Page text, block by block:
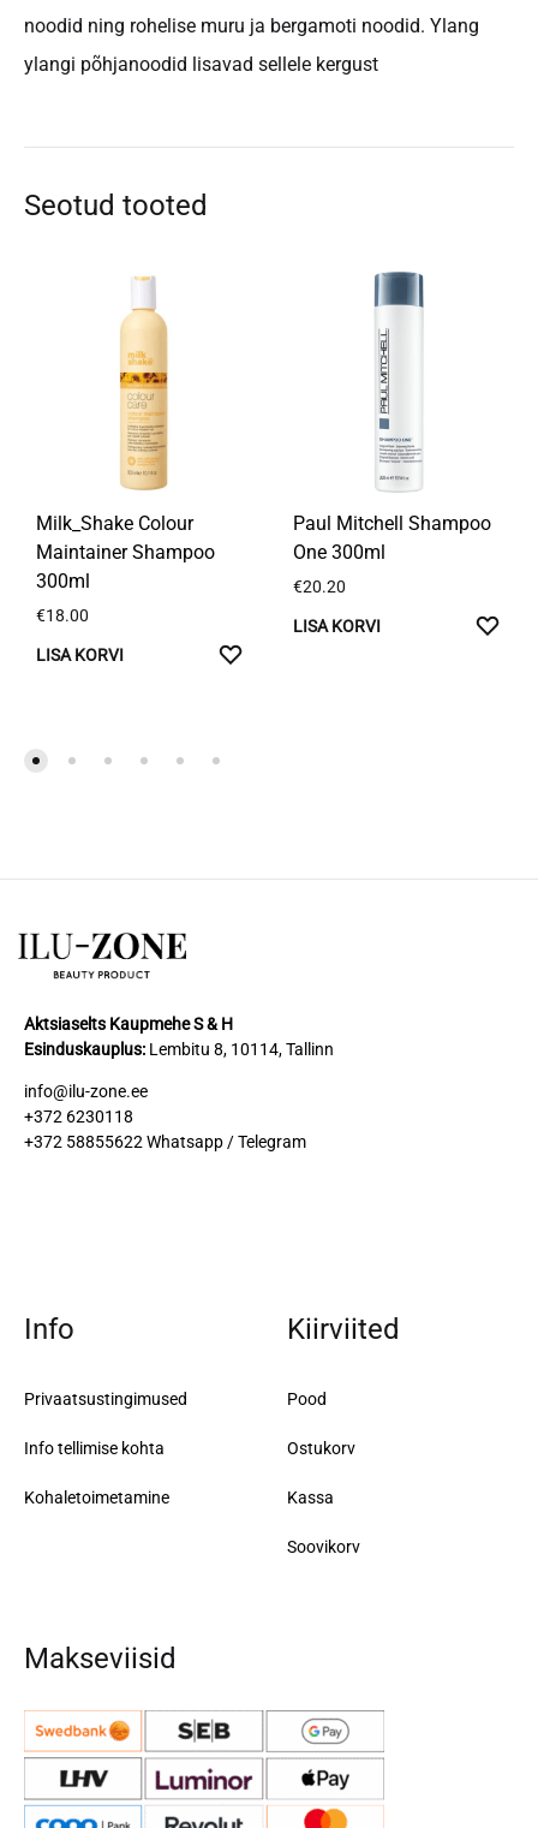
noodid ning rohelise muru ja bergamoti noodid. Ylang
ylangi põhjanoodid lisavad sellele kergust
Seotud tooted
Milk_Shake Colour
Maintainer Shampoo
300ml
€18.00
LISA KORVI
Paul Mitchell Shampoo
One 300ml
€20.20
LISA KORVI
Aktsiaselts Kaupmehe S & H
Esinduskauplus: Lembitu 8, 10114, Tallinn
info@ilu-zone.ee
+372 6230118
+372 58855622 Whatsapp / Telegram
Info
Privaatsustingimused
Info tellimise kohta
Kohaletoimetamine
Kiirviited
Pood
Ostukorv
Kassa
Soovikorv
Makseviisid